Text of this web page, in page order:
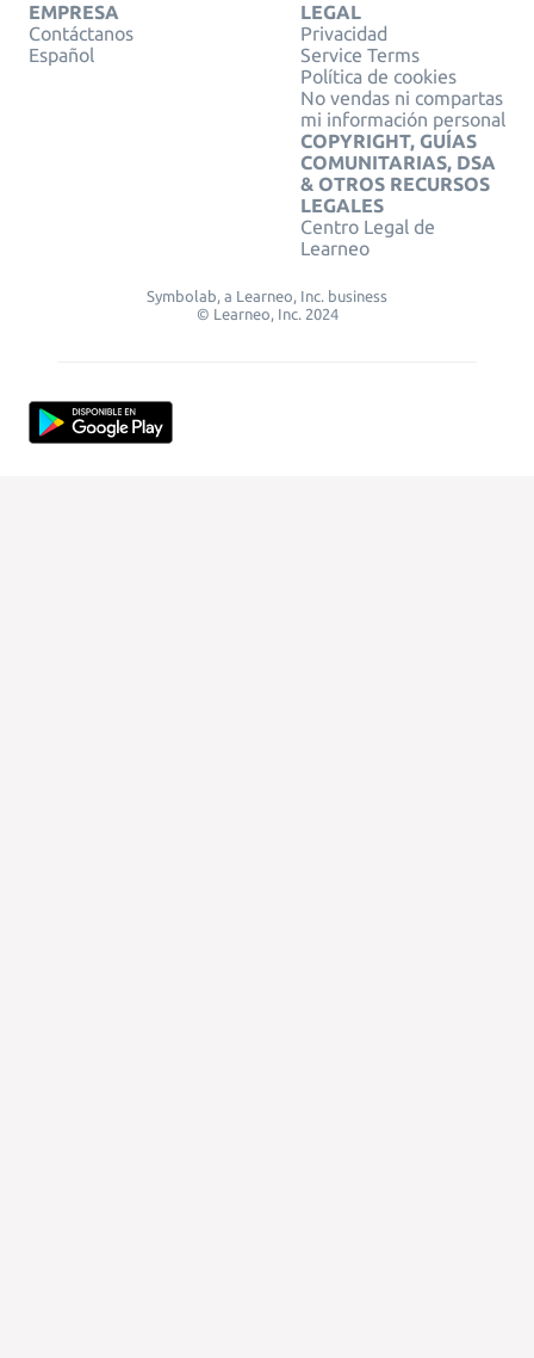
EMPRESA
Contáctanos
Español
LEGAL
Privacidad
Service Terms
Política de cookies
No vendas ni compartas
mi información personal
COPYRIGHT, GUÍAS
COMUNITARIAS, DSA
& OTROS RECURSOS
LEGALES
Centro Legal de
Learneo
Symbolab, a Learneo, Inc. business
© Learneo, Inc. 2024